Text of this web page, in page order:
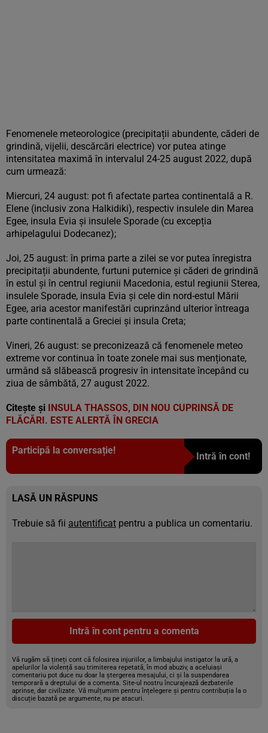
Fenomenele meteorologice (precipitații abundente, căderi de
grindină, vijelii, descărcări electrice) vor putea atinge
intensitatea maximă în intervalul 24-25 august 2022, după
cum urmează:
Miercuri, 24 august: pot fi afectate partea continentală a R.
Elene (inclusiv zona Halkidiki), respectiv insulele din Marea
Egee, insula Evia și insulele Sporade (cu excepția
arhipelagului Dodecanez);
Joi, 25 august: în prima parte a zilei se vor putea înregistra
precipitații abundente, furtuni puternice și căderi de grindină
în estul și în centrul regiunii Macedonia, estul regiunii Sterea,
insulele Sporade, insula Evia și cele din nord-estul Mării
Egee, aria acestor manifestări cuprinzând ulterior întreaga
parte continentală a Greciei și insula Creta;
Vineri, 26 august: se preconizează că fenomenele meteo
extreme vor continua în toate zonele mai sus menționate,
urmând să slăbească progresiv în intensitate începând cu
ziua de sâmbătă, 27 august 2022.
Citește și INSULA THASSOS, DIN NOU CUPRINSĂ DE
FLĂCĂRI. ESTE ALERTĂ ÎN GRECIA
Participă la conversație!
Intră în cont!
LASĂ UN RĂSPUNS
Trebuie să fii autentificat pentru a publica un comentariu.
Intră în cont pentru a comenta
Vă rugăm să țineți cont că folosirea injuriilor, a limbajului instigator la ură, a
apelurilor la violență sau trimiterea repetată, în mod abuziv, a aceluiași
comentariu pot duce nu doar la ștergerea mesajului, ci și la suspendarea
temporară a dreptului de a comenta. Site-ul nostru încurajează dezbaterile
aprinse, dar civilizate. Vă mulțumim pentru înțelegere și pentru contribuția la o
discuție bazată pe argumente, nu pe atacuri.